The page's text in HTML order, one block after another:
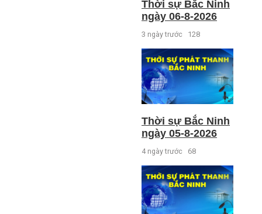
Thời sự Bắc Ninh
ngày 06-8-2026
3 ngày trước 128
Thời sự Bắc Ninh
ngày 05-8-2026
4 ngày trước 68